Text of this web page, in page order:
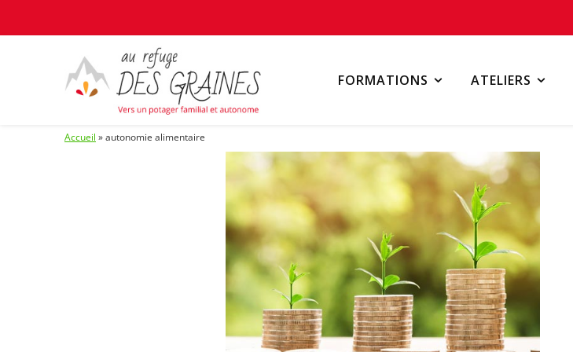
FORMATIONS ATELIERS
Accueil »autonomie alimentaire